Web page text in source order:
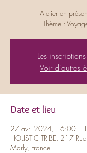
Atelier en
Thème :
Les
Voir d'autres
Date et lieu
27 avr. 2024, 16:00 –
HOLISTIC TRIBE, 217
Marly, France